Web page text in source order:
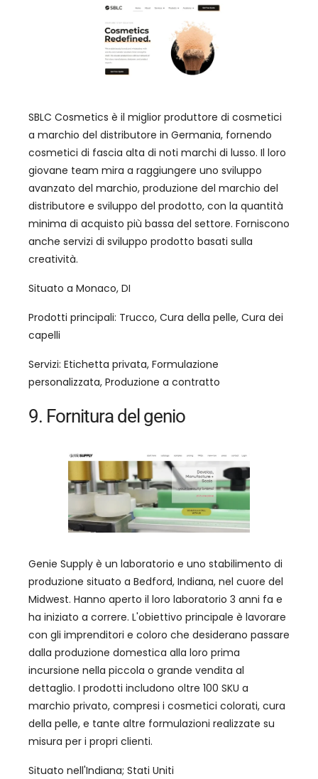
SBLC Cosmetics è il miglior produttore di cosmetici
a marchio del distributore in Germania, fornendo
cosmetici di fascia alta di noti marchi di lusso. Il loro
giovane team mira a raggiungere uno sviluppo
avanzato del marchio, produzione del marchio del
distributore e sviluppo del prodotto, con la quantità
minima di acquisto più bassa del settore. Forniscono
anche servizi di sviluppo prodotto basati sulla
creatività.
Situato a Monaco, DI
Prodotti principali: Trucco, Cura della pelle, Cura dei
capelli
Servizi: Etichetta privata, Formulazione
personalizzata, Produzione a contratto
9. Fornitura del genio
Genie Supply è un laboratorio e uno stabilimento di
produzione situato a Bedford, Indiana, nel cuore del
Midwest. Hanno aperto il loro laboratorio 3 anni fa e
ha iniziato a correre. L'obiettivo principale è lavorare
con gli imprenditori e coloro che desiderano passare
dalla produzione domestica alla loro prima
incursione nella piccola o grande vendita al
dettaglio. I prodotti includono oltre 100 SKU a
marchio privato, compresi i cosmetici colorati, cura
della pelle, e tante altre formulazioni realizzate su
misura per i propri clienti.
Situato nell'Indiana; Stati Uniti